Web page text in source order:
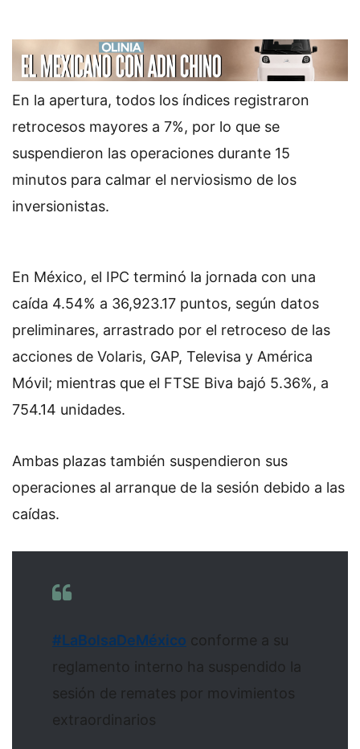
En la apertura, todos los índices registraron
retrocesos mayores a 7%, por lo que se
suspendieron las operaciones durante 15
minutos para calmar el nerviosismo de los
inversionistas.
En México, el IPC terminó la jornada con una
caída 4.54% a 36,923.17 puntos, según datos
preliminares, arrastrado por el retroceso de las
acciones de Volaris, GAP, Televisa y América
Móvil; mientras que el FTSE Biva bajó 5.36%, a
754.14 unidades.
Ambas plazas también suspendieron sus
operaciones al arranque de la sesión debido a las
caídas.
#LaBolsaDeMéxico conforme a su
reglamento interno ha suspendido la
sesión de remates por movimientos
extraordinarios